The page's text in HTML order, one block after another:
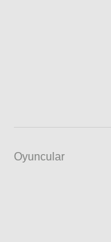
Oyuncular